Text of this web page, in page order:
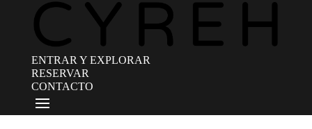
ENTRAR Y EXPLORAR
RESERVAR
CONTACTO